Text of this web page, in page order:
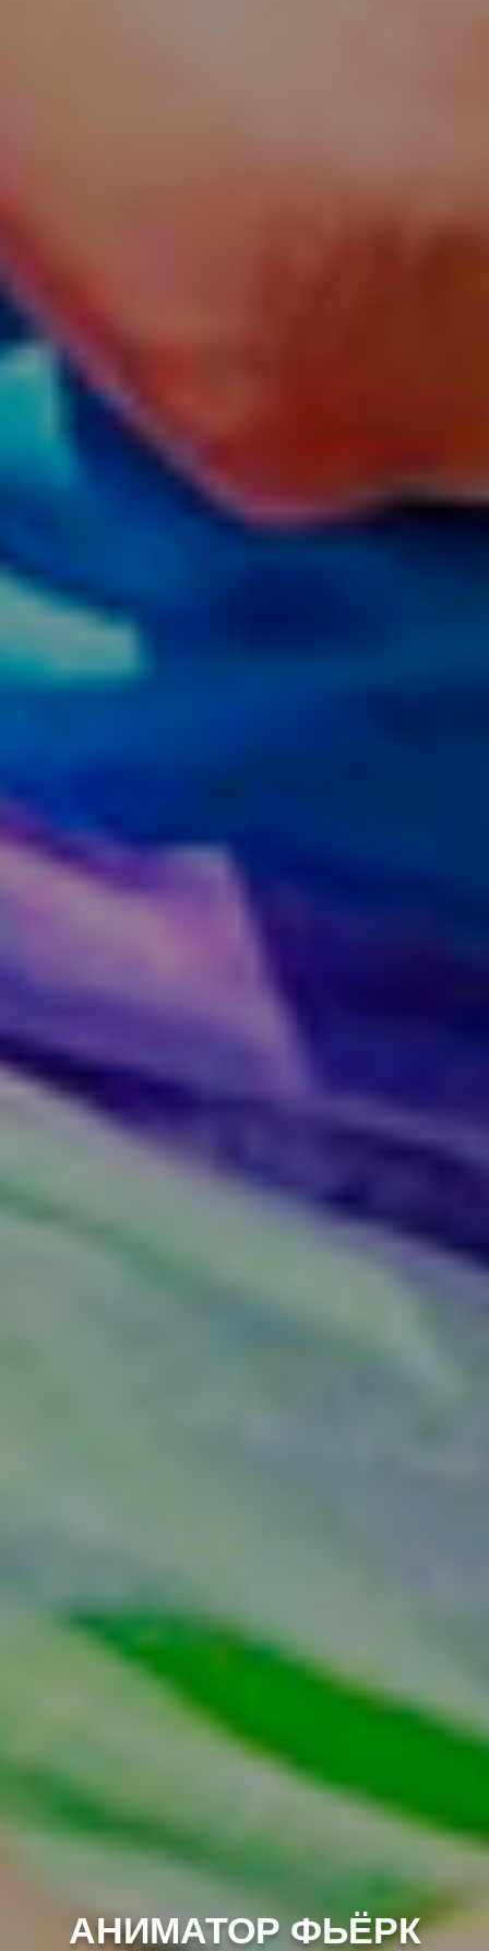
АНИМАТОР ФЬЁРК